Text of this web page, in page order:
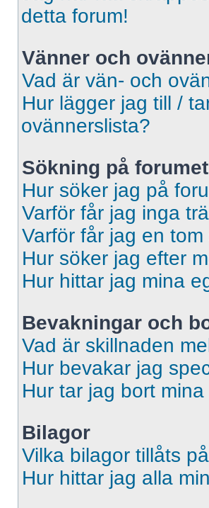
detta forum!
Vänner och
Vad är vän- och
Hur lägger jag till /
ovännerslista?
Sökning på forumet
Hur söker jag på
Varför får jag inga
Varför får jag en
Hur söker jag efter
Hur hittar jag mina
Bevakningar och
Vad är skillnaden
Hur bevakar jag
Hur tar jag bort
Bilagor
Vilka bilagor tillåts
Hur hittar jag alla